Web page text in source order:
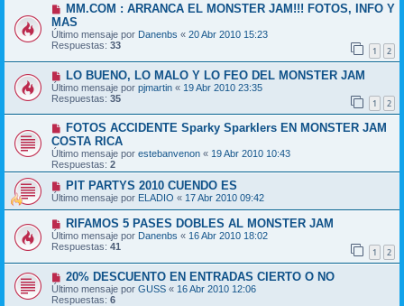
MM.COM : ARRANCA EL MONSTER JAM!!! FOTOS, INFO Y
MAS
Último mensaje por Danenbs « 20 Abr 2010 15:23
Respuestas: 33 1 2
LO BUENO, LO MALO Y LO FEO DEL MONSTER JAM
Último mensaje por pjmartin « 19 Abr 2010 23:35
Respuestas: 35 1 2
FOTOS ACCIDENTE Sparky Sparklers EN MONSTER JAM
COSTA RICA
Último mensaje por estebanvenon « 19 Abr 2010 10:43
Respuestas: 2
PIT PARTYS 2010 CUENDO ES
Último mensaje por ELADIO « 17 Abr 2010 09:42
RIFAMOS 5 PASES DOBLES AL MONSTER JAM
Último mensaje por Danenbs « 16 Abr 2010 18:02
Respuestas: 41 1 2
20% DESCUENTO EN ENTRADAS CIERTO O NO
Último mensaje por GUSS « 16 Abr 2010 12:06
Respuestas: 6